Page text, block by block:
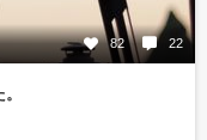
82 22